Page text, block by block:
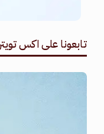
تابعونا على اكس تويتر